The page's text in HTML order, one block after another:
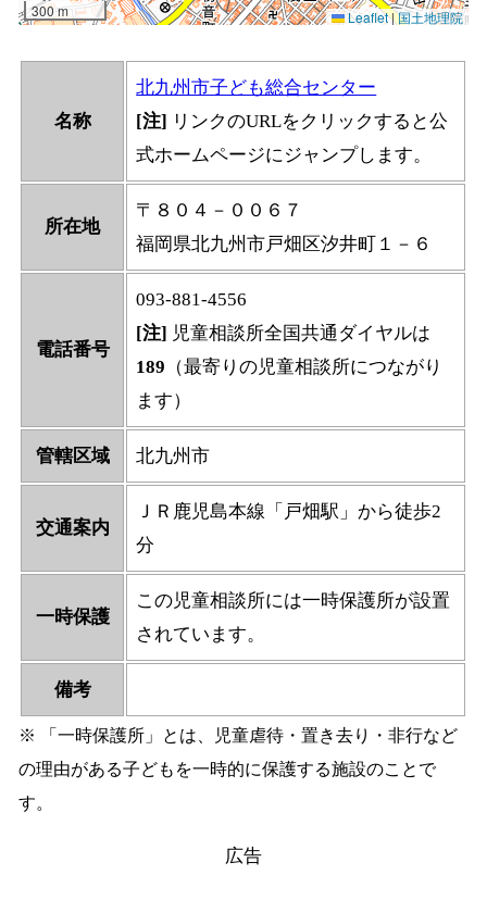
名称
北九州市子ども総合センター
[注] リンクのURLをクリックすると公
式ホームページにジャンプします。
所在地
〒８０４－００６７
福岡県北九州市戸畑区汐井町１－６
電話番号
093-881-4556
[注] 児童相談所全国共通ダイヤルは
189 （最寄りの児童相談所につながり
ます）
管轄区域 北九州市
交通案内
ＪＲ鹿児島本線「戸畑駅」から徒歩2
分
一時保護
この児童相談所には一時保護所が設置
されています。
備考
※ 「一時保護所」とは、児童虐待・置き去り・非行など
の理由がある子どもを一時的に保護する施設のことで
す。